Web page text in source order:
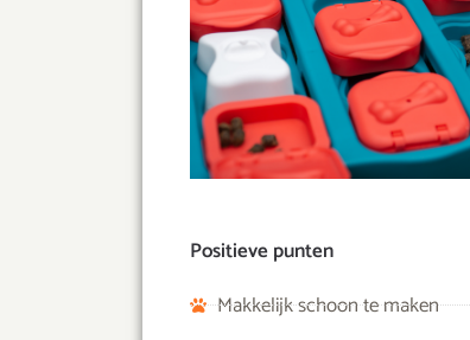
Positieve punten
Makkelijk schoon te maken